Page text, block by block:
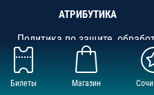
Билеты Магазин
АТРИБУТИКА
Политика по защите,
АНО «СК «Кубань-